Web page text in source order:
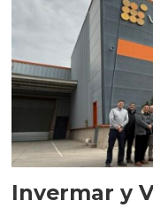
Invermar y